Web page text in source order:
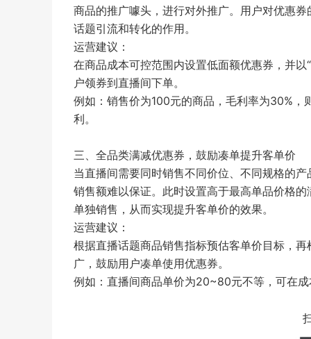
商品的推广噱头，进行对外推广。用户对优惠
话题引流和转化的作用。
运营建议：
在商品成本可控范围内设置低面额优惠券，并
户领券到直播间下单。
例如：销售价为100元的商品，毛利率为30%
利。
三、全品类满减优惠券，鼓励凑单提升客单价
当直播间需要同时销售不同价位、不同规格的
销售额难以保证。此时设置高于最高单品价格
单独销售，从而实现提升客单价的效果。
运营建议：
根据直播话题商品销售指标预估客单价目标，
广，鼓励用户凑单使用优惠券。
例如：直播间商品单价为20~80元不等，可在